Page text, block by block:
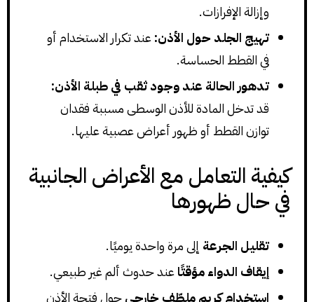
وإزالة الإفرازات.
تهيج الجلد حول الأذن:عند تكرار الاستخدام أو
في القطط الحساسة.
تدهور الحالة عند وجود ثقب في طبلة الأذن:
قد تدخل المادة للأذن الوسطى مسببة فقدان
توازن القطط أو ظهور أعراض عصبية عليها.
كيفية التعامل مع الأعراض الجانبية
في حال ظهورها
تقليل الجرعة إلى مرة واحدة يوميًا.
إيقاف الدواء مؤقتًاعند حدوث ألم غير طبيعي.
استخدام كريم ملطّف خارجيحول فتحة الأذن